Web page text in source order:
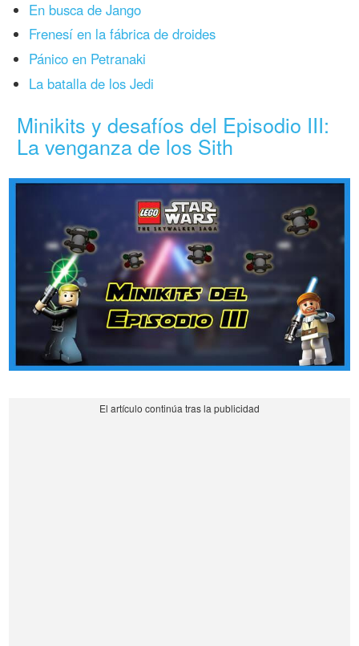
En busca de Jango
Frenesí en la fábrica de droides
Pánico en Petranaki
La batalla de los Jedi
Minikits y desafíos del Episodio III:
La venganza de los Sith